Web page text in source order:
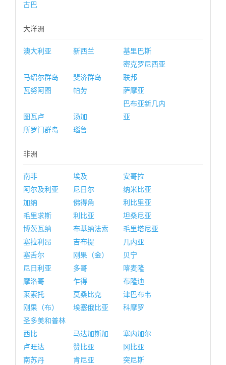
古巴
大洋洲
澳大利亚 新西兰 基里巴斯
马绍尔群岛 斐济群岛
密克罗尼西亚
联邦
瓦努阿图
帕劳 萨摩亚
图瓦卢 汤加
巴布亚新几内
亚
所罗门群岛
瑙鲁
非洲
南非 埃及
安哥拉
阿尔及利亚
尼日尔
纳米比亚
加纳
佛得角
利比里亚
毛里求斯
利比亚
坦桑尼亚
博茨瓦纳
布基纳法索
毛里塔尼亚
塞拉利昂
吉布提
几内亚
塞舌尔
刚果（金）
贝宁
尼日利亚
多哥
喀麦隆
摩洛哥
乍得
布隆迪
莱索托
莫桑比克
津巴布韦
刚果（布）
埃塞俄比亚
科摩罗
圣多美和普林
西比
马达加斯加
塞内加尔
卢旺达
赞比亚
冈比亚
南苏丹
肯尼亚 突尼斯